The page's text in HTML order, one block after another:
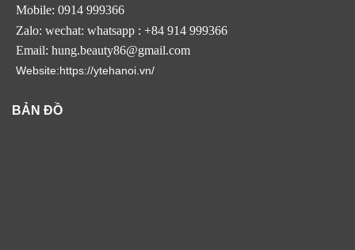
Mobile: 0914 999366
Zalo: wechat: whatsapp : +84 914 999366
Email: hung.beauty86@gmail.com
Website:https://ytehanoi.vn/
BẢN ĐỒ